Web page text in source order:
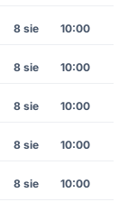
8 sie 10:00
8 sie 10:00
8 sie 10:00
8 sie 10:00
8 sie 10:00